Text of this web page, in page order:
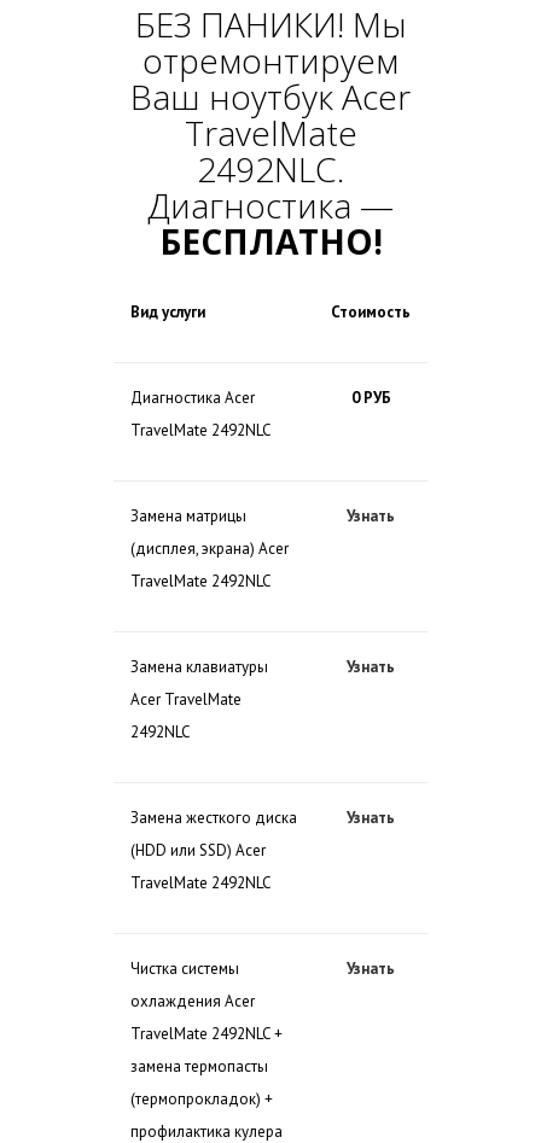
БЕЗ ПАНИКИ! Мы
отремонтируем
Ваш ноутбук Acer
TravelMate
2492NLC.
Диагностика —
БЕСПЛАТНО!
Вид услуги Стоимость
Диагностика Acer
TravelMate 2492NLC
0 РУБ
Замена матрицы
(дисплея, экрана) Acer
TravelMate 2492NLC
Узнать
Замена клавиатуры
Acer TravelMate
2492NLC
Узнать
Замена жесткого диска
(HDD или SSD) Acer
TravelMate 2492NLC
Узнать
Чистка системы
охлаждения Acer
TravelMate 2492NLC +
замена термопасты
(термопрокладок) +
профилактика кулера
Узнать